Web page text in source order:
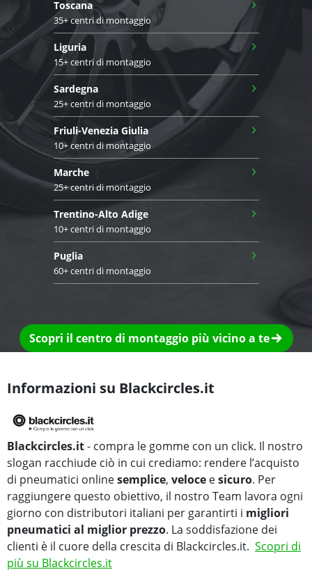
Toscana
35+ centri di montaggio
Liguria
15+ centri di montaggio
›
Sardegna
25+ centri di montaggio
›
Friuli-Venezia Giulia
10+ centri di montaggio
›
Marche
25+ centri di montaggio
›
Trentino-Alto Adige
10+ centri di montaggio
›
Puglia
60+ centri di montaggio
›
Scopri il centro di montaggio più vicino a te
Informazioni su Blackcircles.it
Blackcircles.it- compra le gomme con un click. Il nostro
slogan racchiude ciò in cui crediamo: rendere l’acquisto
di pneumatici onlinesemplice, veloce esicuro. Per
raggiungere questo obiettivo, il nostro Team lavora ogni
giorno con distributori italiani per garantirti i migliori
pneumatici al miglior prezzo. La soddisfazione dei
clienti è il cuore della crescita di Blackcircles.it. Scopri di
più su Blackcircles.it